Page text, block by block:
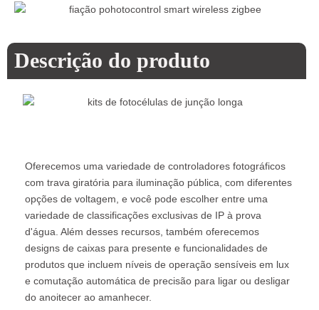
Descrição do produto
Oferecemos uma variedade de controladores fotográficos
com trava giratória para iluminação pública, com diferentes
opções de voltagem, e você pode escolher entre uma
variedade de classificações exclusivas de IP à prova
d'água. Além desses recursos, também oferecemos
designs de caixas para presente e funcionalidades de
produtos que incluem níveis de operação sensíveis em lux
e comutação automática de precisão para ligar ou desligar
do anoitecer ao amanhecer.